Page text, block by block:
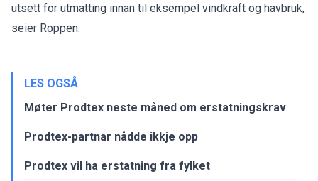
utsett for utmatting innan til eksempel vindkraft og havbruk,
seier Roppen.
LES OGSÅ
Møter Prodtex neste måned om erstatningskrav
Prodtex-partnar nådde ikkje opp
Prodtex vil ha erstatning fra fylket